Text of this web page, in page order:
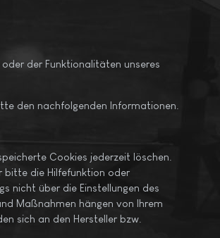
der Funktionalitäten unseres
den nachfolgenden Informationen.
Cookies jederzeit löschen.
bitte die Hilfefunktion oder
nicht über die Einstellungen des
Maßnahmen hängen von Ihrem
sich an den Hersteller bzw.